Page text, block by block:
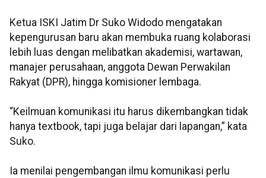
Ketua ISKI Jatim Dr Suko Widodo mengatakan
kepengurusan baru akan membuka ruang kolaborasi
lebih luas dengan melibatkan akademisi, wartawan,
manajer perusahaan, anggota Dewan Perwakilan
Rakyat (DPR), hingga komisioner lembaga.
“Keilmuan komunikasi itu harus dikembangkan tidak
hanya textbook, tapi juga belajar dari lapangan,” kata
Suko.
Ia menilai pengembangan ilmu komunikasi perlu